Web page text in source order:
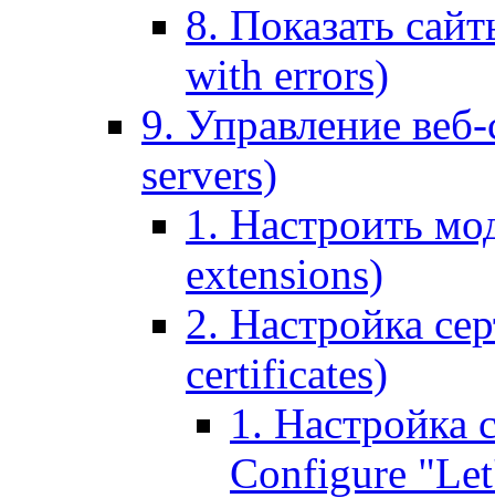
8. Показать
with errors)
9. Управление
servers)
1. Настроить
extensions)
2. Настройка
certificates)
1. Настройка
Configure